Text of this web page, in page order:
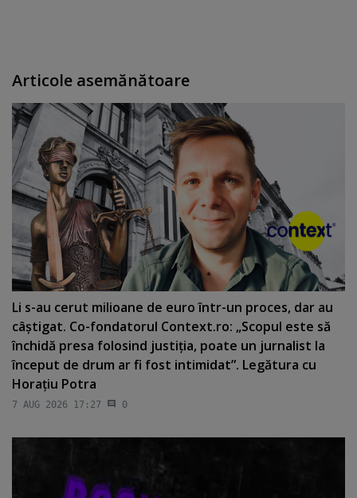
Articole asemănătoare
Li s-au cerut milioane de euro într-un proces, dar au
câştigat. Co-fondatorul Context.ro: „Scopul este să
închidă presa folosind justiţia, poate un jurnalist la
început de drum ar fi fost intimidat”. Legătura cu
Horaţiu Potra
7 AUG 2026 17:27 0